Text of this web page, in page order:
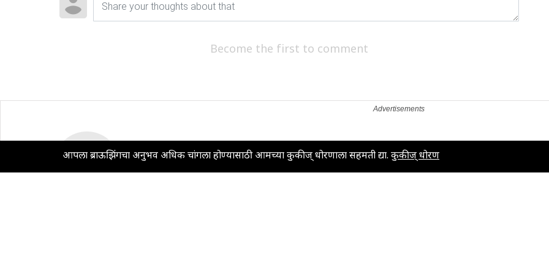
Become the first to comment
आपला ब्राऊझिंगचा अनुभव अधिक चांगला होण्यासाठी आमच्या कुकीज् धोरणाला सहमती द्या. कुकीज् धोरण